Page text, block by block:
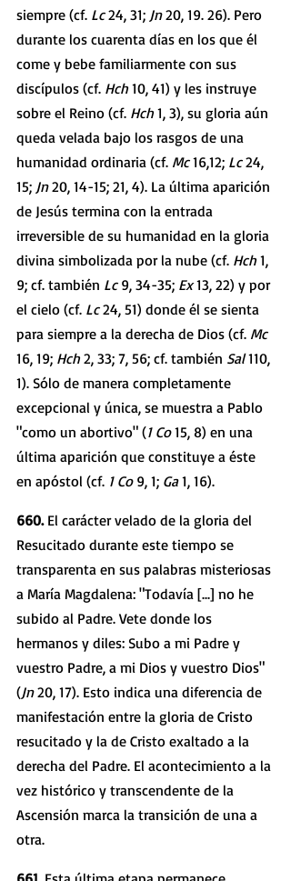
siempre (cf. Lc 24, 31; Jn 20, 19. 26). Pero
durante los cuarenta días en los que él
come y bebe familiarmente con sus
discípulos (cf. Hch 10, 41) y les instruye
sobre el Reino (cf. Hch 1, 3), su gloria aún
queda velada bajo los rasgos de una
humanidad ordinaria (cf. Mc 16,12; Lc 24,
15; Jn 20, 14-15; 21, 4). La última aparición
de Jesús termina con la entrada
irreversible de su humanidad en la gloria
divina simbolizada por la nube (cf. Hch 1,
9; cf. también Lc 9, 34-35; Ex 13, 22) y por
el cielo (cf. Lc 24, 51) donde él se sienta
para siempre a la derecha de Dios (cf. Mc
16, 19; Hch 2, 33; 7, 56; cf. también Sal 110,
1). Sólo de manera completamente
excepcional y única, se muestra a Pablo
"como un abortivo" (1 Co 15, 8) en una
última aparición que constituye a éste
en apóstol (cf. 1 Co 9, 1; Ga 1, 16).
660. El carácter velado de la gloria del
Resucitado durante este tiempo se
transparenta en sus palabras misteriosas
a María Magdalena: "Todavía [...] no he
subido al Padre. Vete donde los
hermanos y diles: Subo a mi Padre y
vuestro Padre, a mi Dios y vuestro Dios"
(Jn 20, 17). Esto indica una diferencia de
manifestación entre la gloria de Cristo
resucitado y la de Cristo exaltado a la
derecha del Padre. El acontecimiento a la
vez histórico y transcendente de la
Ascensión marca la transición de una a
otra.